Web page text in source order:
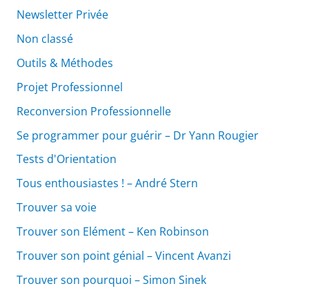
Newsletter Privée
Non classé
Outils & Méthodes
Projet Professionnel
Reconversion Professionnelle
Se programmer pour guérir – Dr Yann Rougier
Tests d'Orientation
Tous enthousiastes ! – André Stern
Trouver sa voie
Trouver son Elément – Ken Robinson
Trouver son point génial – Vincent Avanzi
Trouver son pourquoi – Simon Sinek